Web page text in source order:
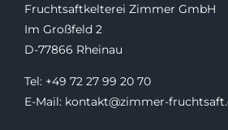
Fruchtsaftkelterei Zimmer GmbH
Im Großfeld 2
D-77866 Rheinau
Tel: +49 72 27 99 20 70
E-Mail: kontakt@zimmer-